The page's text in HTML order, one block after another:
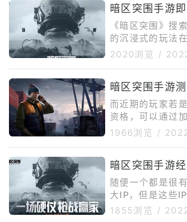
环境为手游玩家
礼”。
暗区突围手游
《暗区突围》搜
的沉浸式的玩法
次比较大的革新
经济系统】 带
离点安全突围是
心玩法，而这些
玩家们可以选择
用，也可以选择
联络人交易兑换
2020浏览 /
暗区突围手游
而近期的玩家若
资格，可以通过
加速，在“免费一
1966浏览 /
暗区突围手游
随便一个都是很
大IP，但是这些
么效果大家也都
1855浏览 /